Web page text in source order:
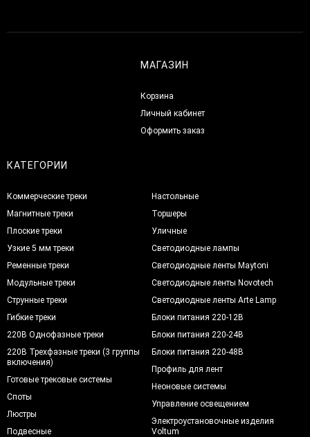
МАГАЗИН
Корзина
Личный кабинет
Оформить заказ
КАТЕГОРИИ
Коммерческие треки
Магнитные треки
Плоские треки
Узкие 5 мм треки
Ременные треки
Модульные треки
Струнные треки
Гибкие треки
220В Однофазные треки
220В Трехфазные треки (3 группы
включения)
Готовые трековые системы
Споты
Люстры
Подвесные
Настольные
Торшеры
Уличные
Светодиодные лампы
Светодиодные ленты Maytoni
Светодиодные ленты Novotech
Светодиодные ленты Arte Lamp
Блоки питания 220-12В
Блоки питания 220-24В
Блоки питания 220-48В
Профиль для лент
Неоновые системы
Управление освещением
Электроустановочные изделия
Voltum